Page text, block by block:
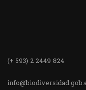
(+ 593) 2 2449 824